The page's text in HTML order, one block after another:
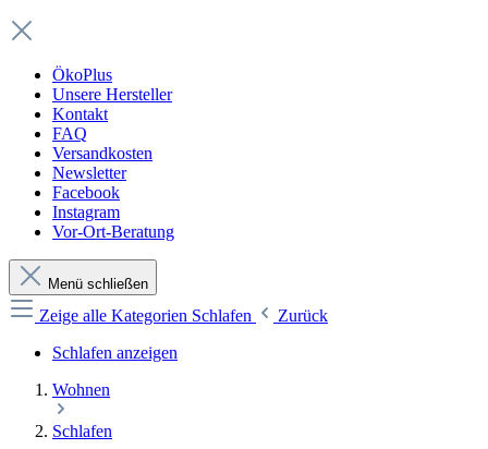
ÖkoPlus
Unsere Hersteller
Kontakt
FAQ
Versandkosten
Newsletter
Facebook
Instagram
Vor-Ort-Beratung
Menü schließen
Zeige alle Kategorien Schlafen
Zurück
Schlafen anzeigen
Wohnen
Schlafen